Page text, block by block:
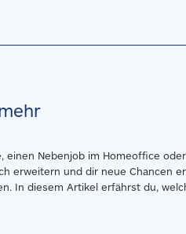
einen Nebenjob im Homeoffice
erweitern und dir neue Chancen
In diesem Artikel erfährst du,